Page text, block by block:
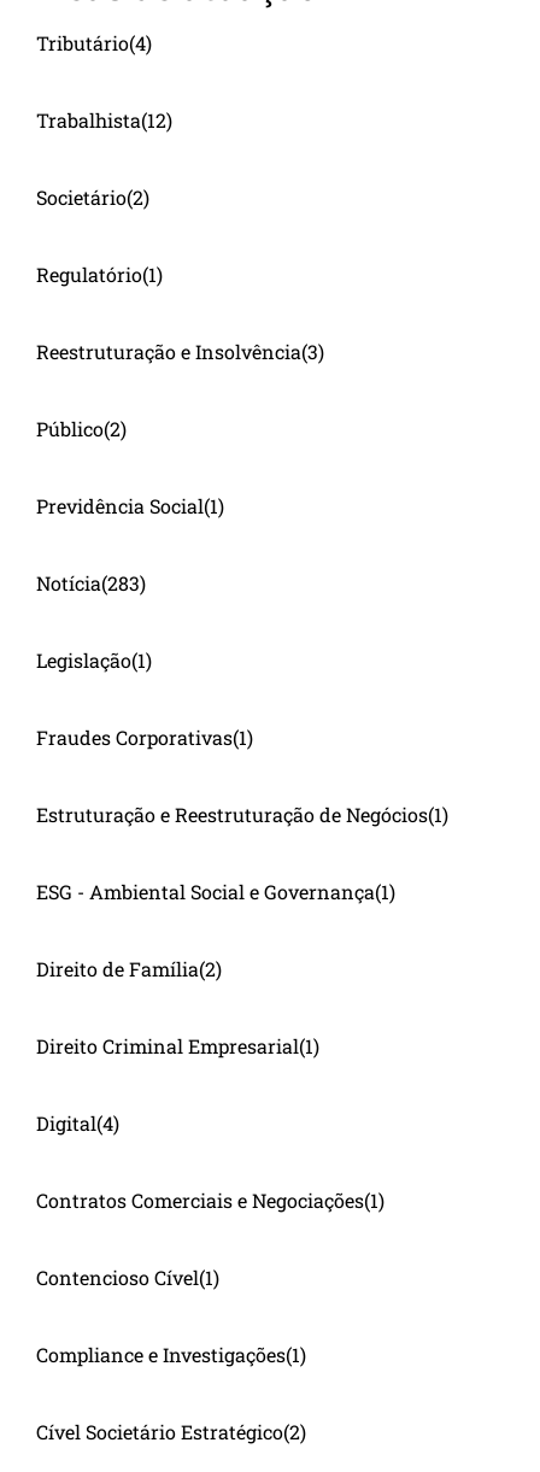
Tributário(4)
Trabalhista(12)
Societário(2)
Regulatório(1)
Reestruturação e Insolvência(3)
Público(2)
Previdência Social(1)
Notícia(283)
Legislação(1)
Fraudes Corporativas(1)
Estruturação e Reestruturação de Negócios(1)
ESG - Ambiental Social e Governança(1)
Direito de Família(2)
Direito Criminal Empresarial(1)
Digital(4)
Contratos Comerciais e Negociações(1)
Contencioso Cível(1)
Compliance e Investigações(1)
Cível Societário Estratégico(2)